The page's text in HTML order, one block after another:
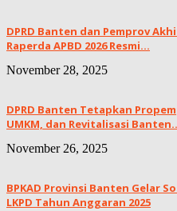
DPRD Banten dan Pemprov
Raperda APBD 2026 Resmi...
November 28, 2025
DPRD Banten Tetapkan
UMKM, dan Revitalisasi
November 26, 2025
BPKAD Provinsi Banten Gelar
LKPD Tahun Anggaran 2025